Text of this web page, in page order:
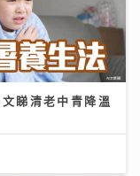
睇清老中青降溫